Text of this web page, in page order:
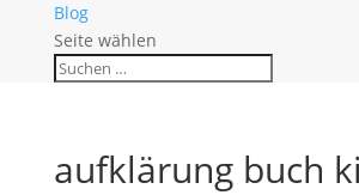
Blog
Seite wählen
aufklärung buch